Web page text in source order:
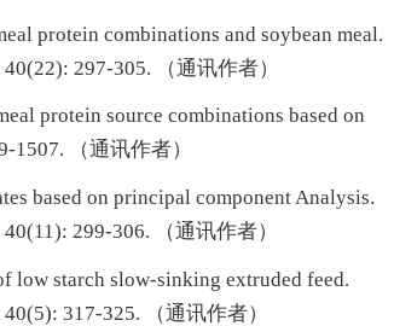
protein combinations and soybean meal.
297-305. （通讯作者）
protein source combinations based on
1507. （通讯作者）
based on principal component Analysis.
299-306. （通讯作者）
low starch slow-sinking extruded feed.
317-325. （通讯作者）